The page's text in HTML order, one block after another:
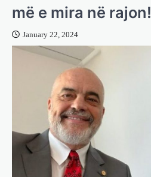
më e mira në rajon!
January 22, 2024